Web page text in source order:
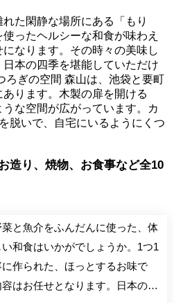
た閑静な場所にある「もり
ったヘルシーな和食が味わえ
なります。その時々の美味し
本の四季を堪能していただけ
ろぎの空間 森山は、池袋と要町
ります。木製の扉を開ける
な空間が広がっています。カ
脱いで、自宅にいるようにくつ
造り、焼物、お食事など全10
と魚介をふんだんに使った、体
い和食はいかがでしょうか。1つ1
作られた、ほっとするお味で
はお任せとなります。日本の四